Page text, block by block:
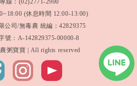
線：(02)2771-2900
(休息時間 12:00-13:00)
公司/無毒農 統編：42829375
號：A-142829375-00000-8
粥寶寶 | All rights reserved